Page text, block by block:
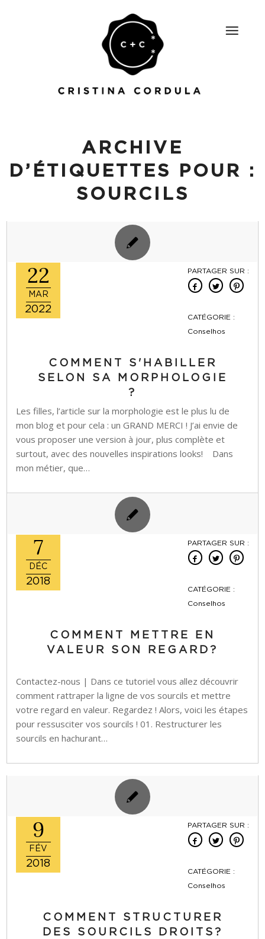
ARCHIVE
D’ÉTIQUETTES POUR :
SOURCILS
22
MAR
2022
PARTAGER SUR :
CATÉGORIE :
Conselhos
COMMENT S'HABILLER
SELON SA MORPHOLOGIE
?
Les filles, l’article sur la morphologie est le plus lu de
mon blog et pour cela : un GRAND MERCI ! J’ai envie de
vous proposer une version à jour, plus complète et
surtout, avec des nouvelles inspirations looks! Dans
mon métier, que…
7
DÉC
2018
PARTAGER SUR :
CATÉGORIE :
Conselhos
COMMENT METTRE EN
VALEUR SON REGARD?
Contactez-nous | Dans ce tutoriel vous allez découvrir
comment rattraper la ligne de vos sourcils et mettre
votre regard en valeur. Regardez ! Alors, voici les étapes
pour ressusciter vos sourcils ! 01. Restructurer les
sourcils en hachurant…
9
FÉV
2018
PARTAGER SUR :
CATÉGORIE :
Conselhos
COMMENT STRUCTURER
DES SOURCILS DROITS?